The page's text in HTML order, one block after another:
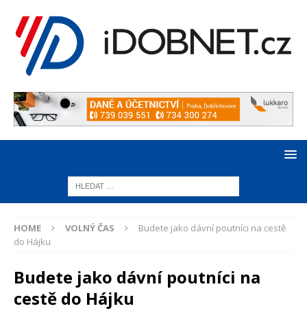
HOME VOLNÝ ČAS
Budete jako dávní poutníci na cestě
do Hájku
Budete jako dávní poutníci na
cestě do Hájku